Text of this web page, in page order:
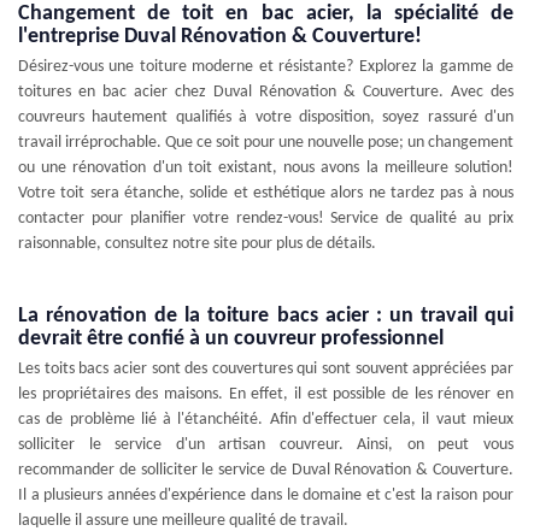
Changement de toit en bac acier, la spécialité de
l'entreprise Duval Rénovation & Couverture!
Désirez-vous une toiture moderne et résistante? Explorez la gamme de
toitures en bac acier chez Duval Rénovation & Couverture. Avec des
couvreurs hautement qualifiés à votre disposition, soyez rassuré d'un
travail irréprochable. Que ce soit pour une nouvelle pose; un changement
ou une rénovation d'un toit existant, nous avons la meilleure solution!
Votre toit sera étanche, solide et esthétique alors ne tardez pas à nous
contacter pour planifier votre rendez-vous! Service de qualité au prix
raisonnable, consultez notre site pour plus de détails.
La rénovation de la toiture bacs acier : un travail qui
devrait être confié à un couvreur professionnel
Les toits bacs acier sont des couvertures qui sont souvent appréciées par
les propriétaires des maisons. En effet, il est possible de les rénover en
cas de problème lié à l'étanchéité. Afin d'effectuer cela, il vaut mieux
solliciter le service d'un artisan couvreur. Ainsi, on peut vous
recommander de solliciter le service de Duval Rénovation & Couverture.
Il a plusieurs années d'expérience dans le domaine et c'est la raison pour
laquelle il assure une meilleure qualité de travail.